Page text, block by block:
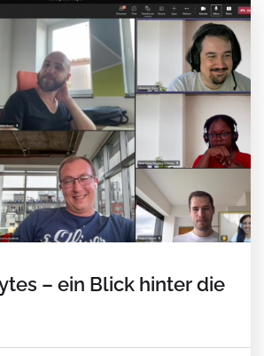
– ein Blick hinter die